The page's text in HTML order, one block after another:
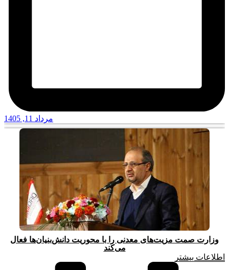
مرداد 11, 1405
وزارت صمت مزیت‌های معدنی را با محوریت دانش‌بنیان‌ها فعال
می‌کند
اطلاعات بیشتر